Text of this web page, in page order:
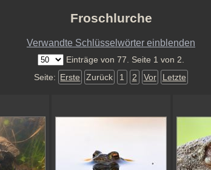
Froschlurche
Verwandte Schlüsselwörter einblenden
Einträge von 77. Seite 1 von 2.
Seite: Erste Zurück 1 2 Vor Letzte